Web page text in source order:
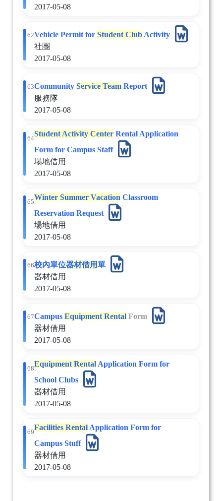
2017-05-08
62.Vehicle Permit for Student ClubActivity
社團
2017-05-08
63.Community Service TeamReport
服務隊
2017-05-08
64.
Student Activity CenterRental Application
Form for Campus Staff
場地借用
2017-05-08
65.
Winter Summer VacationClassroom
Reservation Request
場地借用
2017-05-08
66.校內單位器材借用單
器材借用
2017-05-08
67.Campus Equipment Rental Form
器材借用
2017-05-08
68.
Equipment RentalApplication Form for
School Clubs
器材借用
2017-05-08
69.
Facilities RentalApplication Form for
Campus Stuff
器材借用
2017-05-08